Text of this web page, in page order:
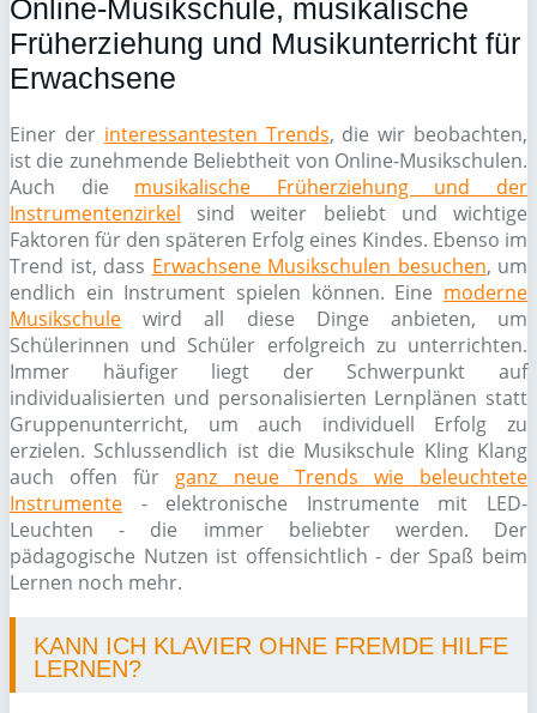
Online-Musikschule, musikalische
Früherziehung und Musikunterricht für
Erwachsene
Einer der interessantesten Trends, die wir beobachten,
ist die zunehmende Beliebtheit von Online-Musikschulen.
Auch die musikalische Früherziehung und der
Instrumentenzirkel sind weiter beliebt und wichtige
Faktoren für den späteren Erfolg eines Kindes. Ebenso im
Trend ist, dass Erwachsene Musikschulen besuchen, um
endlich ein Instrument spielen können. Eine moderne
Musikschule wird all diese Dinge anbieten, um
Schülerinnen und Schüler erfolgreich zu unterrichten.
Immer häufiger liegt der Schwerpunkt auf
individualisierten und personalisierten Lernplänen statt
Gruppenunterricht, um auch individuell Erfolg zu
erzielen. Schlussendlich ist die Musikschule Kling Klang
auch offen für ganz neue Trends wie beleuchtete
Instrumente - elektronische Instrumente mit LED-
Leuchten - die immer beliebter werden. Der
pädagogische Nutzen ist offensichtlich - der Spaß beim
Lernen noch mehr.
KANN ICH KLAVIER OHNE FREMDE HILFE
LERNEN?